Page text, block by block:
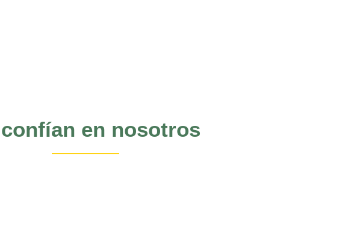
en nosotros